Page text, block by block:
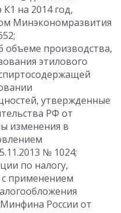
на 2014 год,
Минэкономразвития
производства,
этилового
утвержденные
РФ от
изменения в
№ 1024;
по налогу,
применением
России от